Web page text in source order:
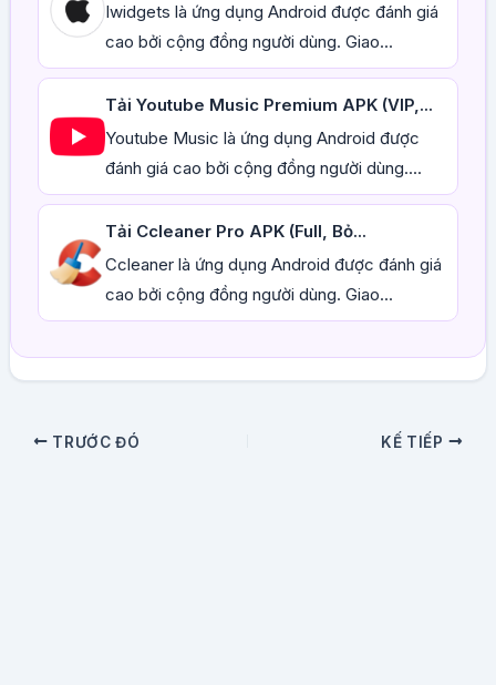
Iwidgets là ứng dụng Android được đánh giá
cao bởi cộng đồng người dùng. Giao...
Tải Youtube Music Premium APK (VIP,...
Youtube Music là ứng dụng Android được
đánh giá cao bởi cộng đồng người dùng....
Tải Ccleaner Pro APK (Full, Bỏ...
Ccleaner là ứng dụng Android được đánh giá
cao bởi cộng đồng người dùng. Giao...
TRƯỚC ĐÓ KẾ TIẾP